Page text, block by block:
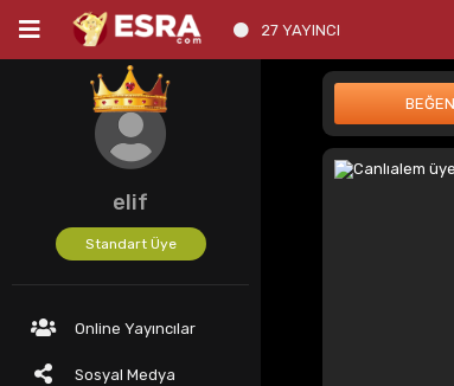
27 YAYINCI
elif
Standart Üye
Online Yayıncılar
Sosyal Medya